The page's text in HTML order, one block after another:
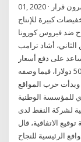
01, 2020 · هبطت أسعار النفط الخام، الاثنين، إذ يترقب المستثمرون قرار
كبيرة للإنتاج
ضد فيروس كورونا
أشاد ترامب
ساعد على دفع أسعار
النفط للهبوط نحو 30 بالمئة، إلى ما يقرب من 50 دولارا، فيما وصفه
حرب المواقع
للمؤسسة الوطنية
لشركة النفط لدى
الاتفاقية، قال
الرئيسية للنجاح